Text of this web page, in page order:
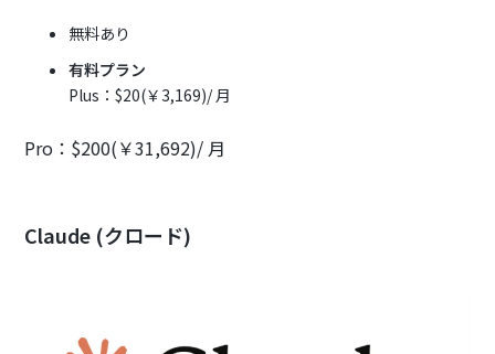
無料あり
有料プラン
Plus：$20(￥3,169)/ 月
Pro：$200(￥31,692)/ 月
Claude (クロード)